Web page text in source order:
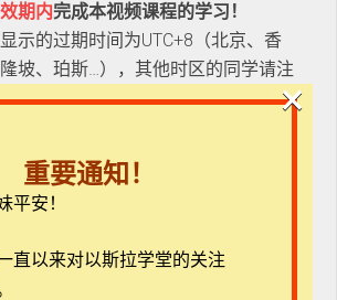
期内完成本视频课程的学习！
示的过期时间为UTC+8（北京、香
坡、珀斯…），其他时区的同学请注
初介》课程设立的目的是对学生有效
训练，通过对“如何阅读（特别是神
良好的阅读习惯，掌握阅读与书写的
重要通知！
平安！
直以来对以斯拉学堂的关注
×